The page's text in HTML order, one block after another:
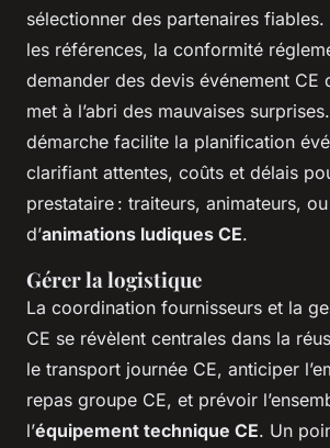
sélectionner des partenaires
les références, la conformité
demander des devis événement CE
met à l’abri des mauvaises
démarche facilite la planification
clarifiant attentes, coûts et délais
prestataire : traiteurs, animateurs,
d’animations ludiques CE.
Gérer la logistique
La coordination fournisseurs et la
CE se révèlent centrales dans la
le transport journée CE, anticiper
repas groupe CE, et prévoir
l’équipement technique CE. Un